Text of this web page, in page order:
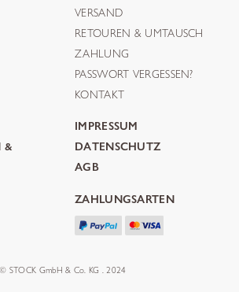
VERSAND
RETOUREN & UMTAUSCH
ZAHLUNG
PASSWORT VERGESSEN?
KONTAKT
&
IMPRESSUM
DATENSCHUTZ
AGB
ZAHLUNGSARTEN
© STOCK GmbH & Co. KG . 2024